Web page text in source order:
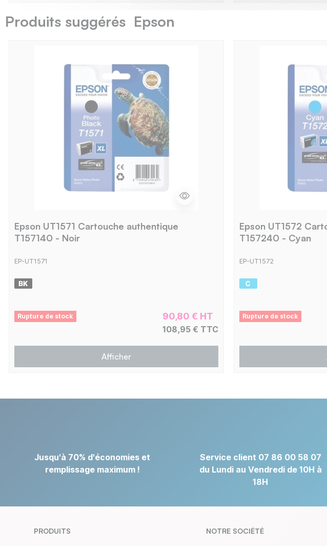
Produits suggérés Epson
Epson UT1571 Cartouche authentique
T157140 - Noir
EP-UT1571
Rupture de stock 90,80 € HT
108,95 € TTC
Afficher
Epson UT1572
T157240 - Cyan
EP-UT1572
Rupture de stock
Jusqu'à 70% d'économies et
remplissage maximum !
Service client 07 86 00 58 07
du Lundi au Vendredi de 10H à
18H
PRODUITS NOTRE SOCIÉTÉ